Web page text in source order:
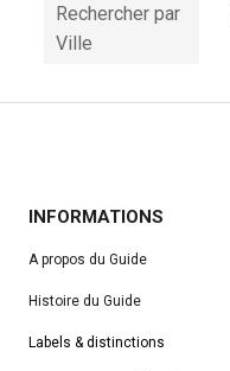
Rechercher par
Ville
INFORMATIONS
A propos du Guide
Histoire du Guide
Labels & distinctions